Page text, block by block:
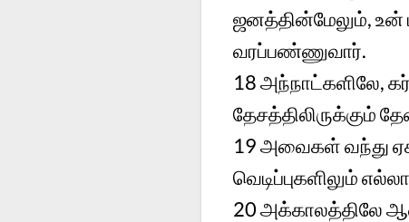
ஜனத்தின்மேலும், உன்
வரப்பண்ணுவார்.
18 அந்நாட்களிலே,
தேசத்திலிருக்கும்
19 அவைகள் வந்து
வெடிப்புகளிலும்
20 அக்காலத்திலே